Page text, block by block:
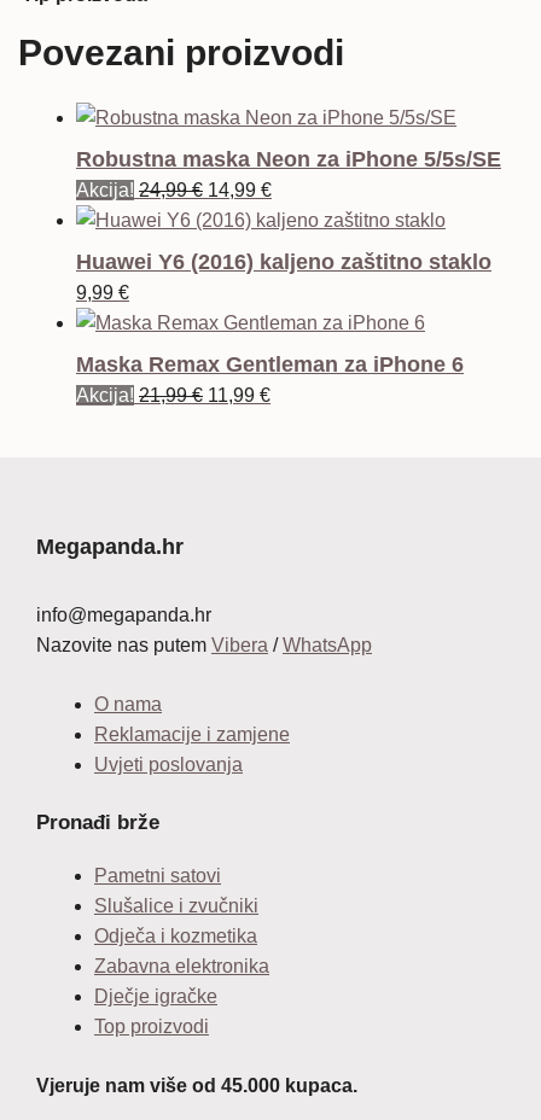
Povezani proizvodi
Robustna maska Neon za iPhone 5/5s/SE
Akcija! 24,99€ Izvorna
cijena
14,99 €Trenutna
cijena
je:
14,99 €.
Huawei Y6 (2016) kaljeno zaštitno staklo
9,99 €
Maska Remax Gentleman za iPhone 6
Akcija! 21,99€ Izvorna
11,99 €Trenutna
Megapanda.hr
info@megapanda.hr
Nazovite nas putem Vibera /WhatsApp
O nama
Reklamacije i zamjene
Uvjeti poslovanja
Pronađi brže
Pametni satovi
Slušalice i zvučniki
Odječa i kozmetika
Zabavna elektronika
Dječje igračke
Top proizvodi
Vjeruje nam više od 45.000 kupaca.